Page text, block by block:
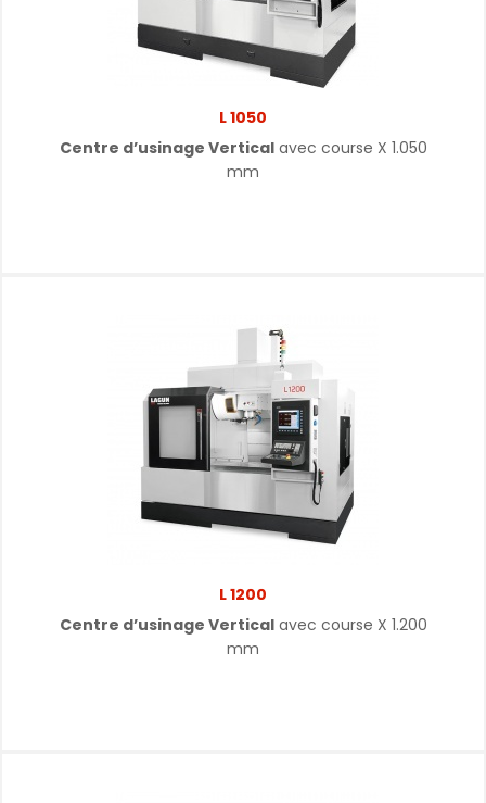
L 1050
Centre d’usinage Verticalavec course X 1.050
mm
L 1200
Centre d’usinage Verticalavec course X 1.200
mm